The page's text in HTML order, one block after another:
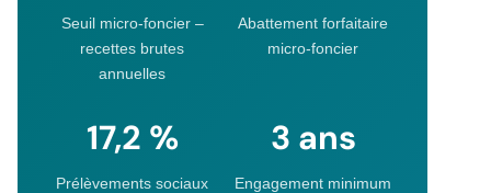
Seuil micro-foncier –
recettes brutes
annuelles
Abattement forfaitaire
micro-foncier
17,2 %
Prélèvements sociaux
3 ans
Engagement minimum